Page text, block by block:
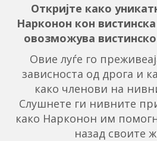
Откријте како
Нарконон кон
овозможува
Овие луѓе го
зависноста од дрога и
како членови на
Слушнете ги нивните
како Нарконон им
назад своите